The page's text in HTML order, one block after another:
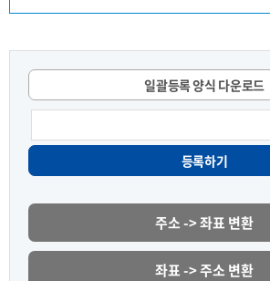
일괄등록 양식 다운로드
등록하기
주소 -> 좌표 변환
좌표 -> 주소 변환